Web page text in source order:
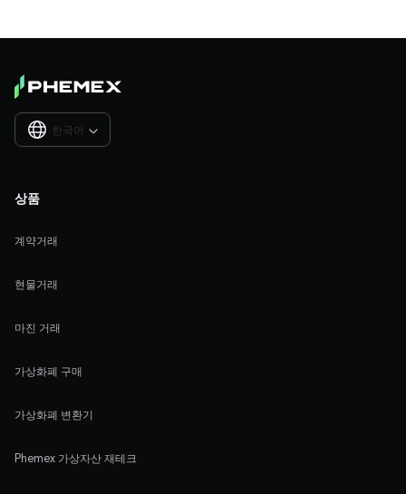
한국어 
상품
계약거래
현물거래
마진 거래
가상화폐 구매
가상화폐 변환기
Phemex 가상자산 재테크